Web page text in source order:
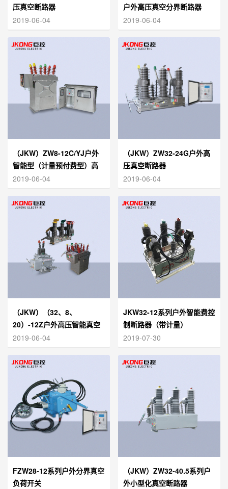
压真空断路器
2019-06-04
户外高压真空分界断路器
（看门狗开关）
2019-06-04
（JKW）ZW8-12C/YJ户外
智能型（计量预付费型）高
压真空断路器
2019-06-04
（JKW）ZW32-24G户外高
压真空断路器
2019-06-04
（JKW）（32、8、
20）-12Z户外高压智能真空
断路器
2019-06-04
JKW32-12系列户外智能费控
制断路器（带计量）
2019-07-30
FZW28-12系列户外分界真空
负荷开关
（JKW）ZW32-40.5系列户
外小型化真空断路器